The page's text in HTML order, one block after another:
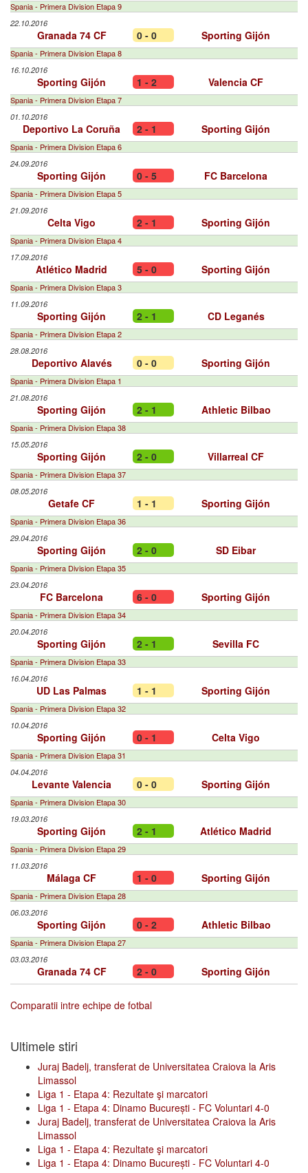
Spania - Primera Division Etapa 9
22.10.2016
Granada 74 CF 0 - 0 Sporting Gijón
Spania - Primera Division Etapa 8
16.10.2016
Sporting Gijón 1 - 2 Valencia CF
Spania - Primera Division Etapa 7
01.10.2016
Deportivo La Coruña 2 - 1 Sporting Gijón
Spania - Primera Division Etapa 6
24.09.2016
Sporting Gijón 0 - 5 FC Barcelona
Spania - Primera Division Etapa 5
21.09.2016
Celta Vigo 2 - 1 Sporting Gijón
Spania - Primera Division Etapa 4
17.09.2016
Atlético Madrid 5 - 0 Sporting Gijón
Spania - Primera Division Etapa 3
11.09.2016
Sporting Gijón 2 - 1 CD Leganés
Spania - Primera Division Etapa 2
28.08.2016
Deportivo Alavés 0 - 0 Sporting Gijón
Spania - Primera Division Etapa 1
21.08.2016
Sporting Gijón 2 - 1 Athletic Bilbao
Spania - Primera Division Etapa 38
15.05.2016
Sporting Gijón 2 - 0 Villarreal CF
Spania - Primera Division Etapa 37
08.05.2016
Getafe CF 1 - 1 Sporting Gijón
Spania - Primera Division Etapa 36
29.04.2016
Sporting Gijón 2 - 0 SD Eibar
Spania - Primera Division Etapa 35
23.04.2016
FC Barcelona 6 - 0 Sporting Gijón
Spania - Primera Division Etapa 34
20.04.2016
Sporting Gijón 2 - 1 Sevilla FC
Spania - Primera Division Etapa 33
16.04.2016
UD Las Palmas 1 - 1 Sporting Gijón
Spania - Primera Division Etapa 32
10.04.2016
Sporting Gijón 0 - 1 Celta Vigo
Spania - Primera Division Etapa 31
04.04.2016
Levante Valencia 0 - 0 Sporting Gijón
Spania - Primera Division Etapa 30
19.03.2016
Sporting Gijón 2 - 1 Atlético Madrid
Spania - Primera Division Etapa 29
11.03.2016
Málaga CF 1 - 0 Sporting Gijón
Spania - Primera Division Etapa 28
06.03.2016
Sporting Gijón 0 - 2 Athletic Bilbao
Spania - Primera Division Etapa 27
03.03.2016
Granada 74 CF 2 - 0 Sporting Gijón
Comparatii intre echipe de fotbal
Ultimele stiri
Juraj Badelj, transferat de Universitatea Craiova la Aris
Limassol
Liga 1 - Etapa 4: Rezultate şi marcatori
Liga 1 - Etapa 4: Dinamo București - FC Voluntari 4-0
Juraj Badelj, transferat de Universitatea Craiova la Aris
Limassol
Liga 1 - Etapa 4: Rezultate şi marcatori
Liga 1 - Etapa 4: Dinamo București - FC Voluntari 4-0